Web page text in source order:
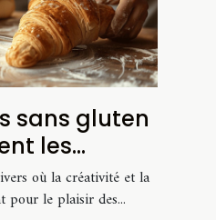
sans gluten
les
la
où la créativité et la
pour le plaisir des...